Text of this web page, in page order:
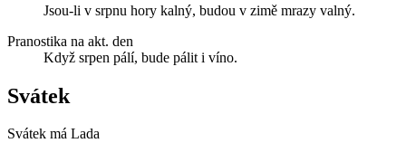
Jsou-li v srpnu hory kalný, budou v zimě mrazy valný.
Pranostika na akt. den
Když srpen pálí, bude pálit i víno.
Svátek
Svátek má Lada